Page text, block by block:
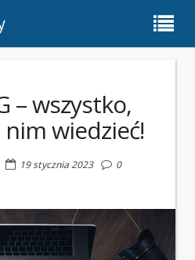
– wszystko,
wiedzieć!
19 stycznia 2023 0